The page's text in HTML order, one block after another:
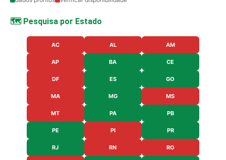
🗺️ Pesquisa por Estado
AC AL AM
AP BA CE
DF ES GO
MA MG MS
MT PA PB
PE PI PR
RJ RN RO